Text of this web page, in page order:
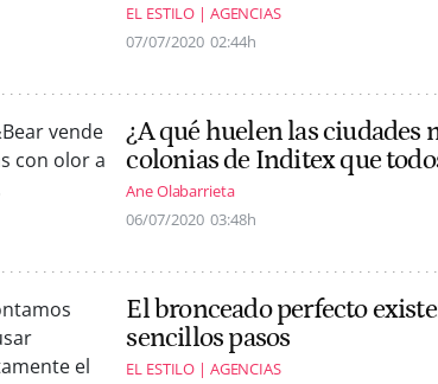
EL ESTILO | AGENCIAS
07/07/2020 02:44h
¿A qué huelen las ciudades
colonias de Inditex que
Ane Olabarrieta
06/07/2020 03:48h
El bronceado perfecto
sencillos pasos
EL ESTILO | AGENCIAS